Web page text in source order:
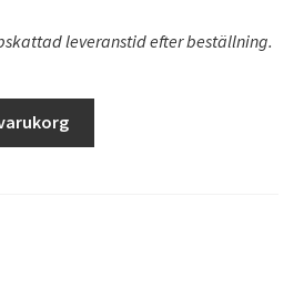
leveranstid efter beställning.